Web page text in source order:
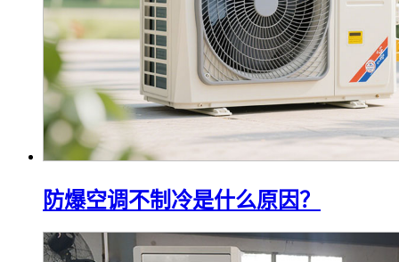
防爆空调不制冷是什么原因？